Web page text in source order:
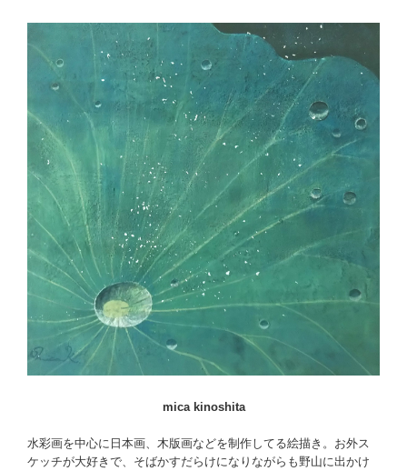
mica kinoshita
水彩画を中心に日本画、木版画などを制作してる絵描き。お外ス
ケッチが大好きで、そばかすだらけになりながらも野山に出かけ